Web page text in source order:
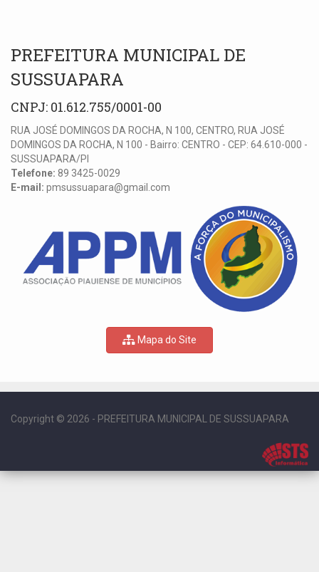
PREFEITURA MUNICIPAL DE
SUSSUAPARA
CNPJ: 01.612.755/0001-00
RUA JOSÉ DOMINGOS DA ROCHA, N 100, CENTRO, RUA JOSÉ
DOMINGOS DA ROCHA, N 100 - Bairro: CENTRO - CEP: 64.610-000 -
SUSSUAPARA/PI
Telefone: 89 3425-0029
E-mail: pmsussuapara@gmail.com
Mapa do Site
Copyright © 2026 - PREFEITURA MUNICIPAL DE SUSSUAPARA